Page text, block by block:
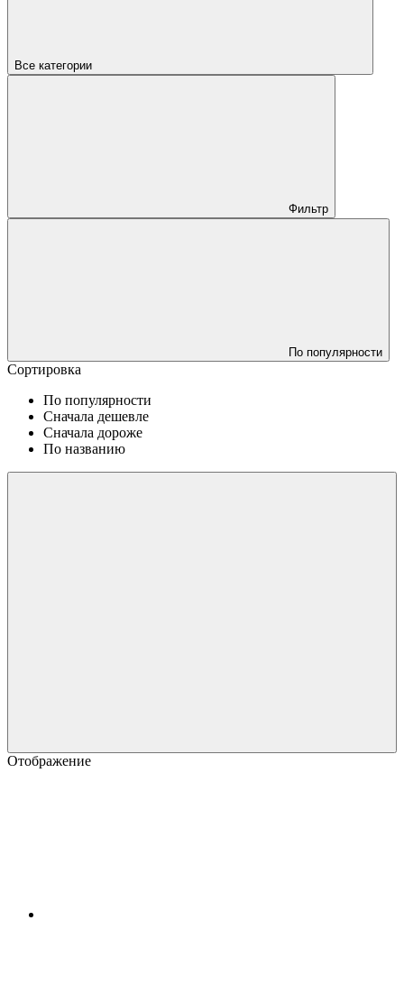
Все категории
Фильтр
По популярности
Сортировка
По популярности
Сначала дешевле
Сначала дороже
По названию
Отображение